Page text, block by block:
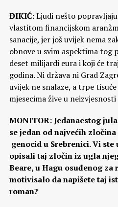
ĐIKIĆ:Ljudi nešto
vlastitom financijskom
sanacije, jer još uvijek nema
obnove u svim aspektima tog
deset milijardi eura i koji će
godina. Ni država ni Grad
uvijek ne snalaze, a trpe
mjesecima žive u
MONITOR: Jedanaestog
se jedan od najvećih zločina
genocidu Srebrenici. Vi ste
opisali taj zločin iz ugla
Beare, u Hagu osuđenog za
motivisalo da napišete taj
roman?